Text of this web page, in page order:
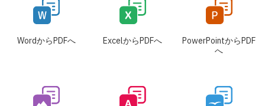
WordからPDFへ ExcelからPDFへ
PowerPointからPDF
へ